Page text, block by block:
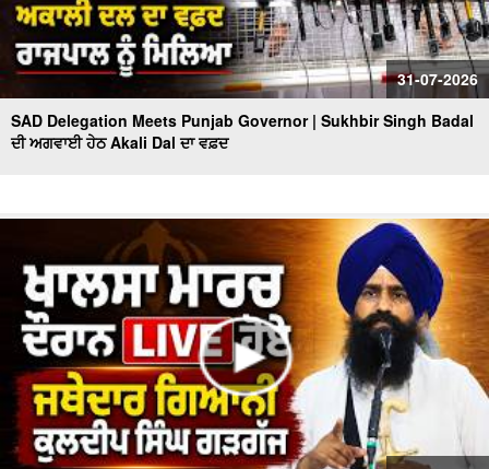
31-07-2026
SAD Delegation Meets Punjab Governor | Sukhbir Singh Badal
ਦੀ ਅਗਵਾਈ ਹੇਠ Akali Dal ਦਾ ਵਫ਼ਦ